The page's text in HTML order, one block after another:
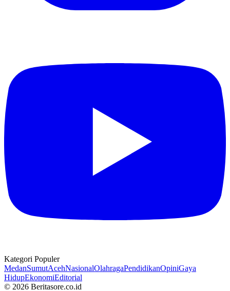
Kategori Populer
MedanSumutAcehNasionalOlahragaPendidikanOpiniGaya
HidupEkonomiEditorial
© 2026 Beritasore.co.id